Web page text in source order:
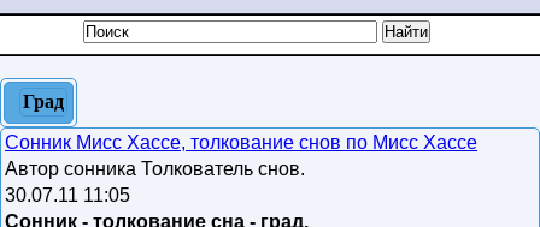
Град
Сонник Мисс Хассе, толкование снов по Мисс Хассе
Автор сонника Толкователь снов.
30.07.11 11:05
Сонник - толкование сна - град.